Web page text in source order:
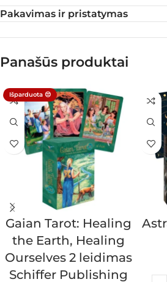
Pakavimas ir pristatymas
Panašūs produktai
Išparduota 😔
Gaian Tarot: Healing
the Earth, Healing
Ourselves 2 leidimas
Schiffer Publishing